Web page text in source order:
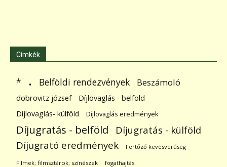
Címkék
* . Belföldi rendezvények Beszámoló
dobrovitz józsef
Díjlovaglás - belföld
Díjlovaglás- külföld
Díjlovaglás eredmények
Díjugratás - belföld Díjugratás - külföld
Díjugrató eredmények Fertőző kevésvérűség
Filmek; filmsztárok; színészek fogathajtás